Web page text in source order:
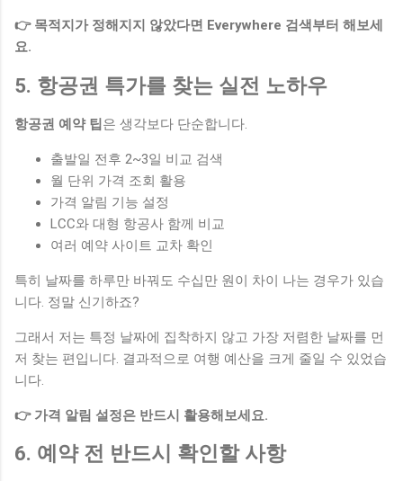
👉 목적지가 정해지지 않았다면 Everywhere 검색부터 해보세
요.
5. 항공권 특가를 찾는 실전 노하우
항공권 예약 팁 은 생각보다 단순합니다.
출발일 전후 2~3일 비교 검색
월 단위 가격 조회 활용
가격 알림 기능 설정
LCC와 대형 항공사 함께 비교
여러 예약 사이트 교차 확인
특히 날짜를 하루만 바꿔도 수십만 원이 차이 나는 경우가 있습
니다. 정말 신기하죠?
그래서 저는 특정 날짜에 집착하지 않고 가장 저렴한 날짜를 먼
저 찾는 편입니다. 결과적으로 여행 예산을 크게 줄일 수 있었습
니다.
👉 가격 알림 설정은 반드시 활용해보세요.
6. 예약 전 반드시 확인할 사항